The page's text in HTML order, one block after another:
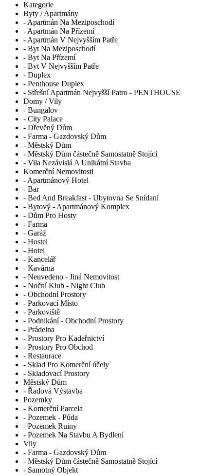
Kategorie
Byty / Apartmány
- Apartmán Na Meziposchodí
- Apartmán Na Přízemí
- Apartmán V Nejvyšším Patře
- Byt Na Meziposchodí
- Byt Na Přízemí
- Byt V Nejvyšším Patře
- Duplex
- Penthouse Duplex
- Střešní Apartmán Nejvyšší Patro - PENTHOUSE
Domy / Vily
- Bungalov
- City Palace
- Dřevěný Dům
- Farma - Gazdovský Dům
- Městský Dům
- Městský Dům částečně Samostatně Stojící
- Vila Nezávislá A Unikátní Stavba
Komerční Nemovitosti
- Apartmánový Hotel
- Bar
- Bed And Breakfast - Ubytovna Se Snídaní
- Bytový - Apartmánový Komplex
- Dům Pro Hosty
- Farma
- Garáž
- Hostel
- Hotel
- Kancelář
- Kavárna
- Neuvedeno - Jiná Nemovitost
- Noční Klub - Night Club
- Obchodní Prostory
- Parkovací Místo
- Parkoviště
- Podnikání - Obchodní Prostory
- Prádelna
- Prostory Pro Kadeřnictví
- Prostory Pro Obchod
- Restaurace
- Sklad Pro Komerční účely
- Skladovací Prostory
Městský Dům
- Řadová Výstavba
Pozemky
- Komerční Parcela
- Pozemek - Půda
- Pozemek Ruiny
- Pozemek Na Stavbu A Bydlení
Vily
- Farma - Gazdovský Dům
- Městský Dům částečně Samostatně Stojící
- Samotný Objekt